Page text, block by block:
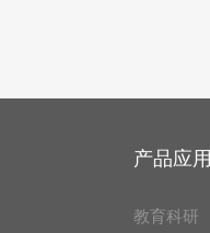
产品应用
教育科研